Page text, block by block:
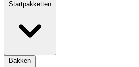
Startpakketten
Bakken